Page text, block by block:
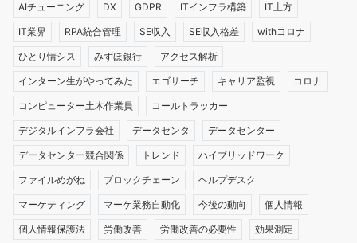
AIチューニング DX GDPR ITインフラ構築 IT土方
IT業界 RPA統合管理 SE収入 SE収入格差 withコロナ
ひとり情シス みずほ銀行 アクセス解析
インターン生がやってみた エゴサーチ キャリア監視 コロナ
コンピューター土木作業員 コールトラッカー
デジタルインフラ会社 データセンタ データセンター
データセンター競合関係 トレンド ハイブリッドワーク
ファイルめがね ブロックチェーン ヘルプデスク
マーケティング マーケ業務自動化 今後の動向 個人情報
個人情報保護法 労働改善 労働改善の必要性 効果測定